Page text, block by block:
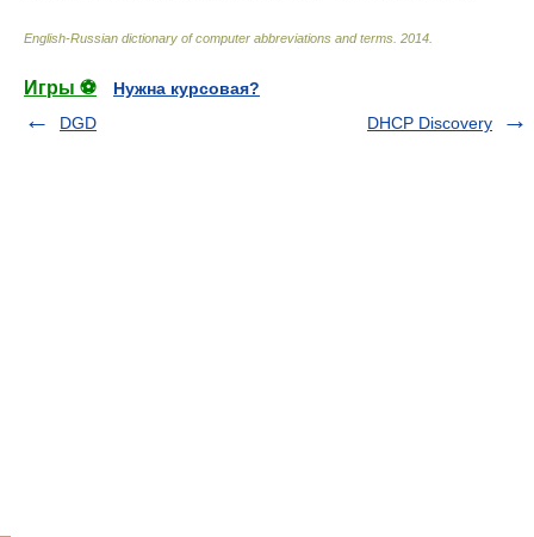
English-Russian dictionary of computer abbreviations and terms 2014
Игры ⚽
Нужна курсовая?
DGD
DHCP Discovery